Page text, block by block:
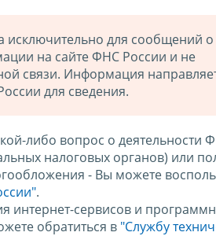
для сообщений о
на сайте ФНС России и не
связи. Информация
для сведения.
либо вопрос о деятельности
налоговых органов) или
- Вы можете
.
интернет-сервисов и
обратиться в "Службу